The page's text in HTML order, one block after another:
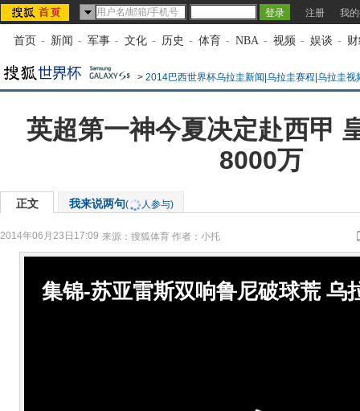
注册 我
首页 - 新闻 - 军事 - 文化 - 历史 - 体育 - NBA - 视频 - 娱谈 -
> 2014巴西世界杯乌拉圭新闻|乌拉圭赛程|乌拉圭视
英超第一神今夏决定赴西甲
8000万
正文 我来说两句( 人参与)
2014年06月23日17:09 来源： 搜狐体育 作者：小托
集锦-苏亚雷斯双响鲁尼破球荒 乌